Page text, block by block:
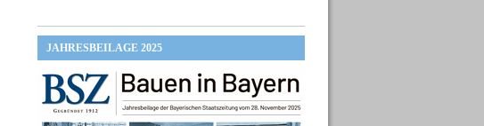
JAHRESBEILAGE 2025